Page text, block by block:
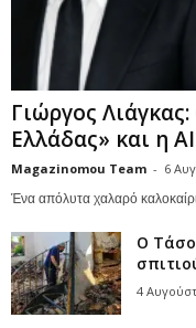
Γιώργος
Ελλάδας» και η
Magazinomou Team - 6
Ένα απόλυτα χαλαρό
Ο
4